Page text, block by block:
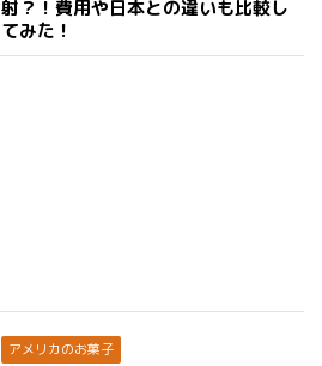
射？！費用や日本との違いも比較し
てみた！
アメリカのお菓子